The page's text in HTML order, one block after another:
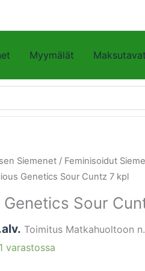
Myymälät Maksutavat
Siemenet / Feminisoidut
Genetics Sour Cuntz 7 kpl
Sour
Toimitus Matkahuoltoon
varastossa